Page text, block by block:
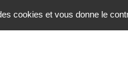
cookies et vous donne le